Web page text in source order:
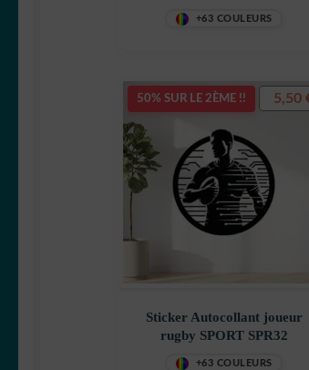
+63 COULEURS
50% SUR LE 2ÈME !!
Sticker Autocollant joueur
rugby SPORT SPR32
+63 COULEURS
5,50